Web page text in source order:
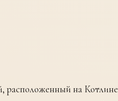
расположенный на Котлине